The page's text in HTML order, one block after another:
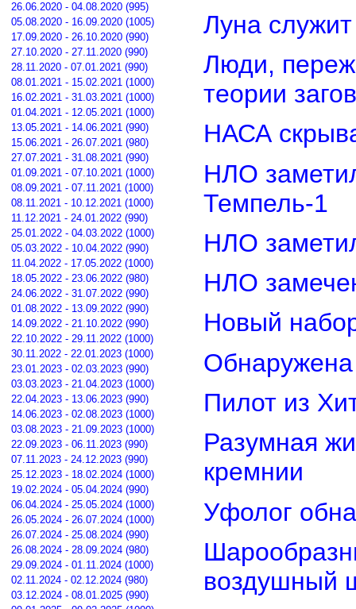
26.06.2020 - 04.08.2020 (995)
05.08.2020 - 16.09.2020 (1005)
17.09.2020 - 26.10.2020 (990)
27.10.2020 - 27.11.2020 (990)
28.11.2020 - 07.01.2021 (990)
08.01.2021 - 15.02.2021 (1000)
16.02.2021 - 31.03.2021 (1000)
01.04.2021 - 12.05.2021 (1000)
13.05.2021 - 14.06.2021 (990)
15.06.2021 - 26.07.2021 (980)
27.07.2021 - 31.08.2021 (990)
01.09.2021 - 07.10.2021 (1000)
08.09.2021 - 07.11.2021 (1000)
08.11.2021 - 10.12.2021 (1000)
11.12.2021 - 24.01.2022 (990)
25.01.2022 - 04.03.2022 (1000)
05.03.2022 - 10.04.2022 (990)
11.04.2022 - 17.05.2022 (1000)
18.05.2022 - 23.06.2022 (980)
24.06.2022 - 31.07.2022 (990)
01.08.2022 - 13.09.2022 (990)
14.09.2022 - 21.10.2022 (990)
22.10.2022 - 29.11.2022 (1000)
30.11.2022 - 22.01.2023 (1000)
23.01.2023 - 02.03.2023 (990)
03.03.2023 - 21.04.2023 (1000)
22.04.2023 - 13.06.2023 (990)
14.06.2023 - 02.08.2023 (1000)
03.08.2023 - 21.09.2023 (1000)
22.09.2023 - 06.11.2023 (990)
07.11.2023 - 24.12.2023 (990)
25.12.2023 - 18.02.2024 (1000)
19.02.2024 - 05.04.2024 (990)
06.04.2024 - 25.05.2024 (1000)
26.05.2024 - 26.07.2024 (1000)
26.07.2024 - 25.08.2024 (990)
26.08.2024 - 28.09.2024 (980)
29.09.2024 - 01.11.2024 (1000)
02.11.2024 - 02.12.2024 (980)
03.12.2024 - 08.01.2025 (990)
Луна
Люди,
теории
НАСА
НЛО
Темпель-1
НЛО
НЛО
Новый
Обнаружена
Пилот из
Разумная
кремнии
Уфолог
воздушный